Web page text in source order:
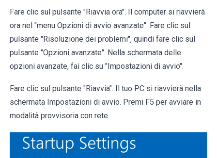
Fare clic sul pulsante "Riavvia ora". Il computer si riavvierà
ora nel "menu Opzioni di avvio avanzate". Fare clic sul
pulsante "Risoluzione dei problemi", quindi fare clic sul
pulsante "Opzioni avanzate". Nella schermata delle
opzioni avanzate, fai clic su "Impostazioni di avvio".
Fare clic sul pulsante "Riavvia". Il tuo PC si riavvierà nella
schermata Impostazioni di avvio. Premi F5 per avviare in
modalità provvisoria con rete.